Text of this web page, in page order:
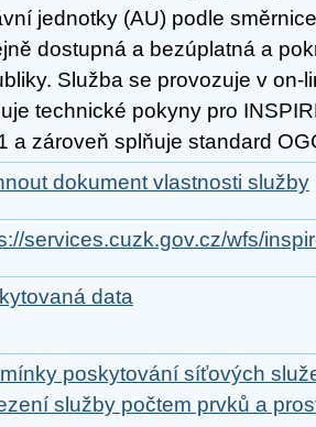
jednotky (AU) podle
dostupná a bezúplatná a
Služba se provozuje v on-
technické pokyny pro
a zároveň splňuje standard
dokument vlastnosti služby
services.cuzk.gov.cz/wfs/
data
poskytování síťových
služby počtem prvků a